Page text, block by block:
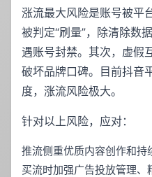
涨流最大风险是账号被平
被判定“刷量”，除清除数
遇账号封禁。其次，虚假
破坏品牌口碑。目前抖音
度，涨流风险极大。
针对以上风险，应对：
推流侧重优质内容创作和持
买流时加强广告投放管理、